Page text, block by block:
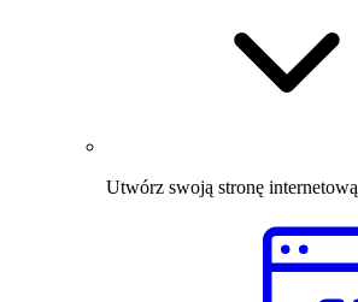
Utwórz swoją stronę internetową